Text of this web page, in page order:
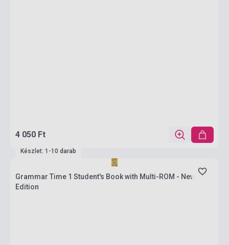
4 050 Ft
Készlet: 1-10 darab
Grammar Time 1 Student's Book with Multi-ROM - New
Edition